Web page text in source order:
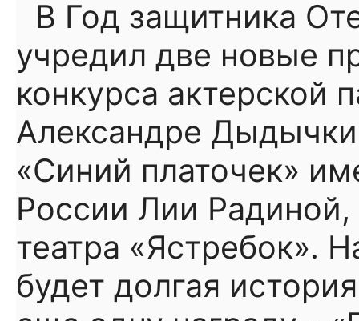
В Год защитника
учредил две новые
конкурса актерской
Александре
«Синий платочек»
России Лии
театра «Ястребок».
будет долгая